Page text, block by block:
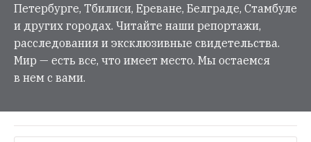
Петербурге, Тбилиси, Ереване, Белграде, Стамбуле
и других городах. Читайте наши репортажи,
расследования и эксклюзивные свидетельства.
Мир — есть все, что имеет место. Мы остаемся
в нем с вами.